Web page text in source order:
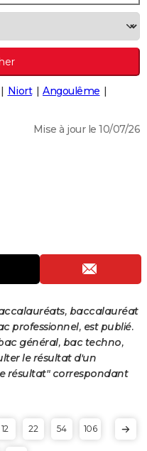
Niort
Angoulême
Mise à jour le 10/07/26
baccalauréat
professionnel, est publié.
général, bac techno,
le résultat d'un
résultat" correspondant
12 22 54 106